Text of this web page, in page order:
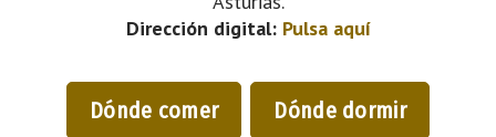
Dirección digital: Pulsa aquí
Dónde comer Dónde dormir